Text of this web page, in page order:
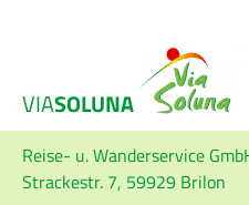
VIASOLUNA
Reise- u. Wanderservice
Strackestr. 7, 59929 Brilon